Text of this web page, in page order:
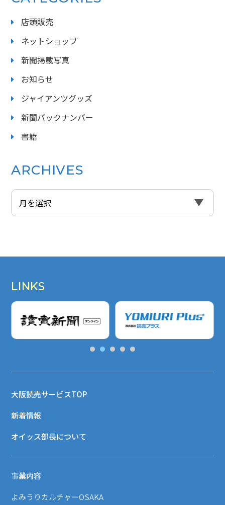
店頭販売
ネットショップ
新聞掲載写真
お知らせ
ジャイアンツグッズ
新聞バックナンバー
書籍
ARCHIVES
LINKS
大阪読売サービスTOP
新着情報
オイッス部長について
事業内容
よみうりカルチャーOSAKA